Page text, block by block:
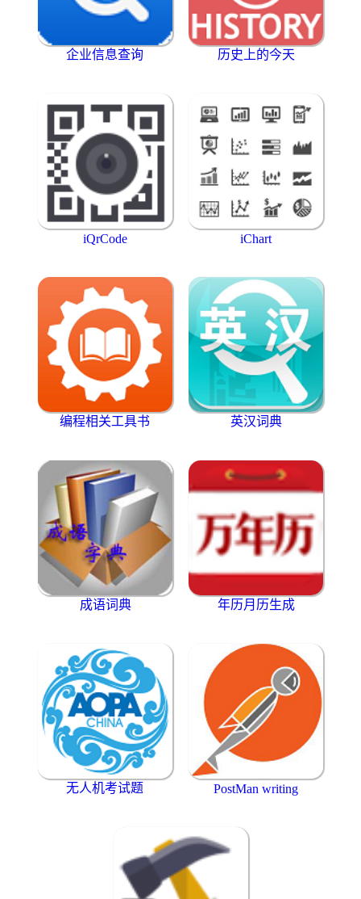
企业信息查询 历史上的今天
iQrCode iChart
编程相关工具书 英汉词典
成语词典 年历月历生成
无人机考试题 PostMan writing